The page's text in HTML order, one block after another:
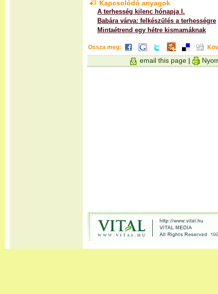
Kapcsolódó anyagok
A terhesség kilenc hónapja I.
Babára várva: felkészülés a terhességre
Mintaétrend egy hétre kismamáknak
Ossza meg:
email this page |